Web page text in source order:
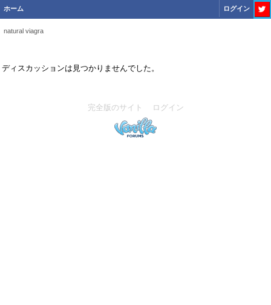
ホーム ログイン
natural viagra
ディスカッションは見つかりませんでした。
完全版のサイト ログイン